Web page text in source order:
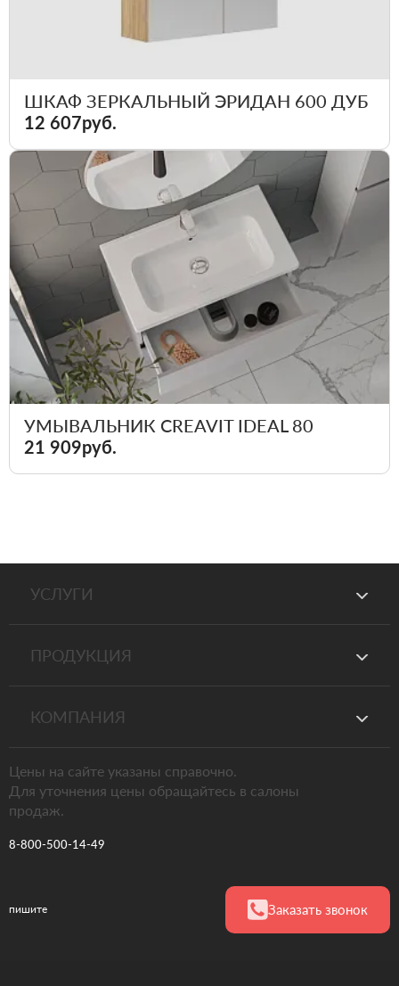
ШКАФ ЗЕРКАЛЬНЫЙ ЭРИДАН 600 ДУБ
12 607руб.
УМЫВАЛЬНИК CREAVIT IDEAL 80
21 909руб.
8-800-500-14-49
пишите Заказать звонок
Цены на сайте указаны справочно.
Для уточнения цены обращайтесь в салоны
продаж.
УСЛУГИ
ПРОДУКЦИЯ
КОМПАНИЯ